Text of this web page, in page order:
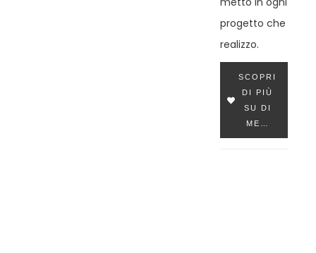
progetto che
realizzo.
SCOPRI
DI PIÙ
SU DI
ME…